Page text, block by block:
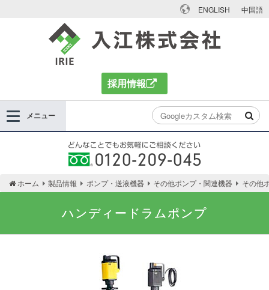
入江株式会社
採用情報
209-045
ENGLISH 中国語
メニュー
ホーム 製品情報 ポンプ・送液機器 その他ポンプ・関連機器 その他
ハンディードラムポンプ